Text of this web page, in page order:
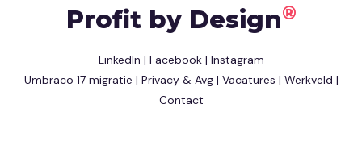
Profit by Design®
LinkedIn | Facebook| Instagram
Umbraco 17 migratie | Privacy & Avg| Vacatures | Werkveld |
Contact